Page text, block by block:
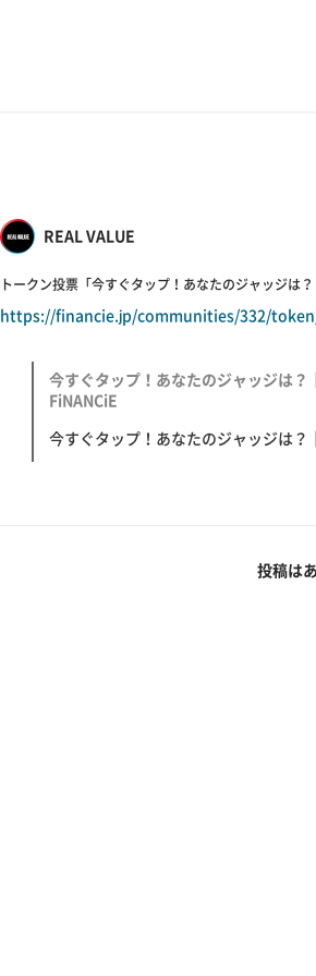
REAL VALUE
トークン投票「今すぐタップ！あなたのジャッジは？
https://financie.jp/communities/332/
今すぐタップ！あなたのジャッジは？
FiNANCiE
今すぐタップ！あなたのジャッジは？
投稿は